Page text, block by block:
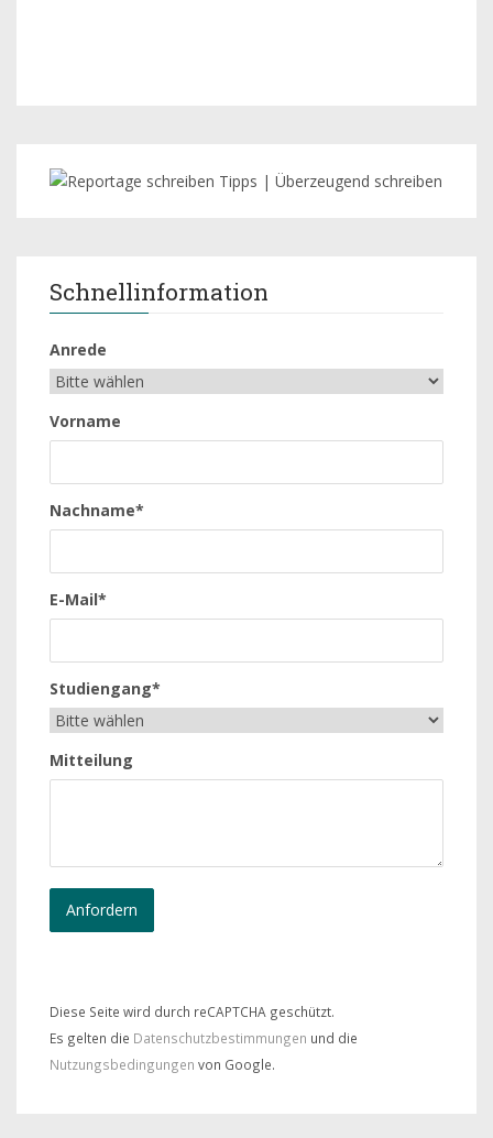
Schnellinformation
Anrede
Vorname
Nachname*
E-Mail*
Studiengang*
Mitteilung
Diese Seite wird durch reCAPTCHA geschützt.
Es gelten die Datenschutzbestimmungen und die
Nutzungsbedingungen von Google.